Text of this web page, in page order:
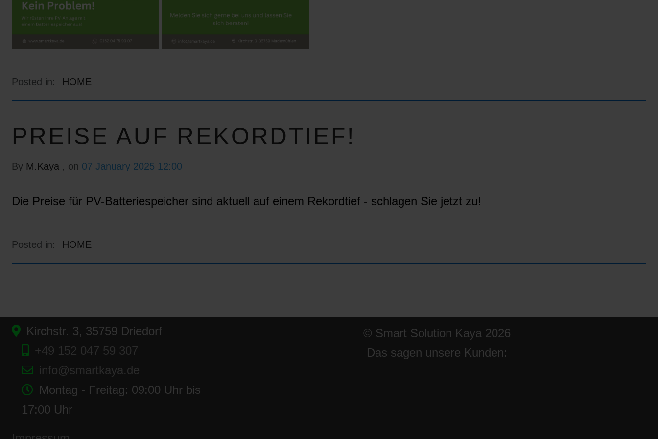
Posted in: HOME
PREISE AUF REKORDTIEF!
By M.Kaya , on 07 January 2025 12:00
Die Preise für PV-Batteriespeicher sind aktuell auf einem Rekordtief - schlagen Sie jetzt zu!
Posted in: HOME
Kirchstr. 3, 35759 Driedorf
+49 152 047 59 307
info@smartkaya.de
Montag - Freitag: 09:00 Uhr bis
17:00 Uhr
© Smart Solution Kaya 2026
Das sagen unsere Kunden: